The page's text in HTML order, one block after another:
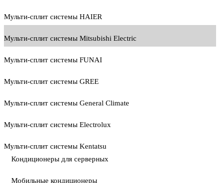
Мульти-сплит системы HAIER
Мульти-сплит системы Mitsubishi Electric
Мульти-сплит системы FUNAI
Мульти-сплит системы GREE
Мульти-сплит системы General Climate
Мульти-сплит системы Electrolux
Мульти-сплит системы Kentatsu
Кондиционеры для серверных
Мобильные кондиционеры